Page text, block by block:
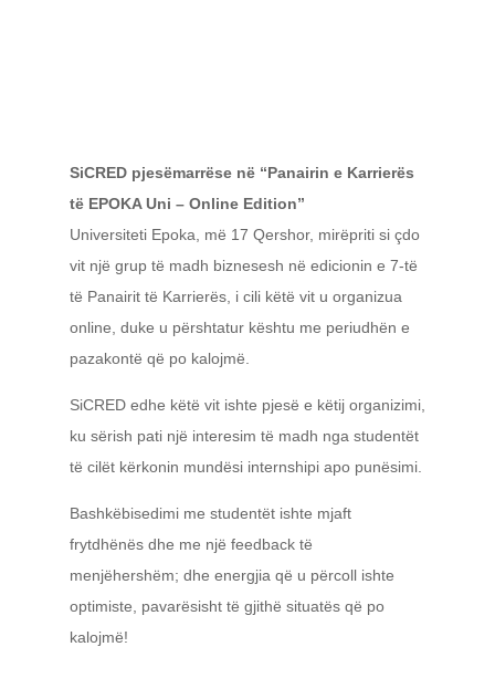
SiCRED pjesëmarrëse në “Panairin e Karrierës
të EPOKA Uni – Online Edition”
Universiteti Epoka, më 17 Qershor, mirëpriti si çdo
vit një grup të madh biznesesh në edicionin e 7-të
të Panairit të Karrierës, i cili këtë vit u organizua
online, duke u përshtatur kështu me periudhën e
pazakontë që po kalojmë.
SiCRED edhe këtë vit ishte pjesë e këtij organizimi,
ku sërish pati një interesim të madh nga studentët
të cilët kërkonin mundësi internshipi apo punësimi.
Bashkëbisedimi me studentët ishte mjaft
frytdhënës dhe me një feedback të
menjëhershëm; dhe energjia që u përcoll ishte
optimiste, pavarësisht të gjithë situatës që po
kalojmë!